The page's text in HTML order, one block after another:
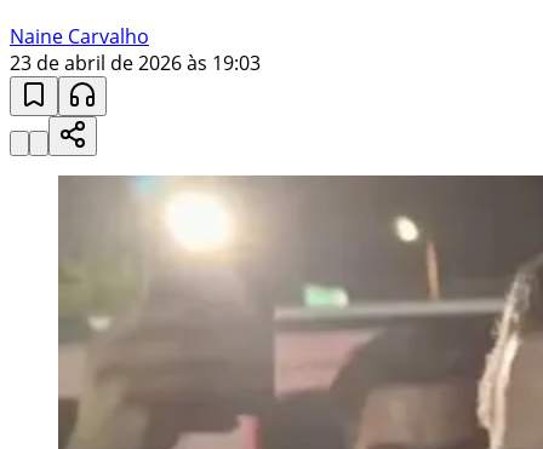
Naine Carvalho
23 de abril de 2026 às 19:03